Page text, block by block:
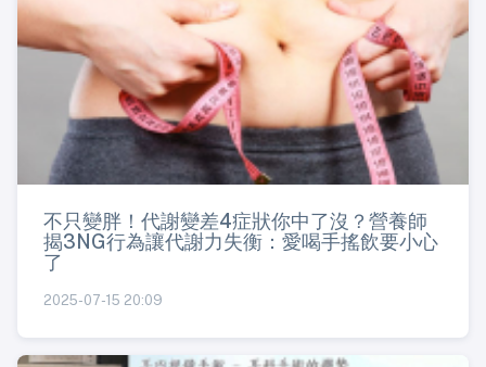
不只變胖！代謝變差4症狀你中了沒？營養師
揭3NG行為讓代謝力失衡：愛喝手搖飲要小心
了
2025-07-15 20:09